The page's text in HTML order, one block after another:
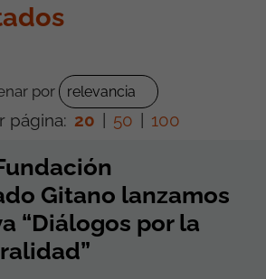
por
página: 20 50 100
Gitano lanzamos
“Diálogos por la